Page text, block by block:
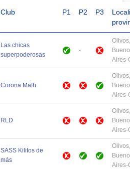
Club P1 P2 P3
Las chicas
superpoderosas
-
Olivos,
Aires-
Corona Math
Olivos,
Aires-
RLD
Olivos,
Aires-
SASS Kilitos de
más
Olivos,
Aires-